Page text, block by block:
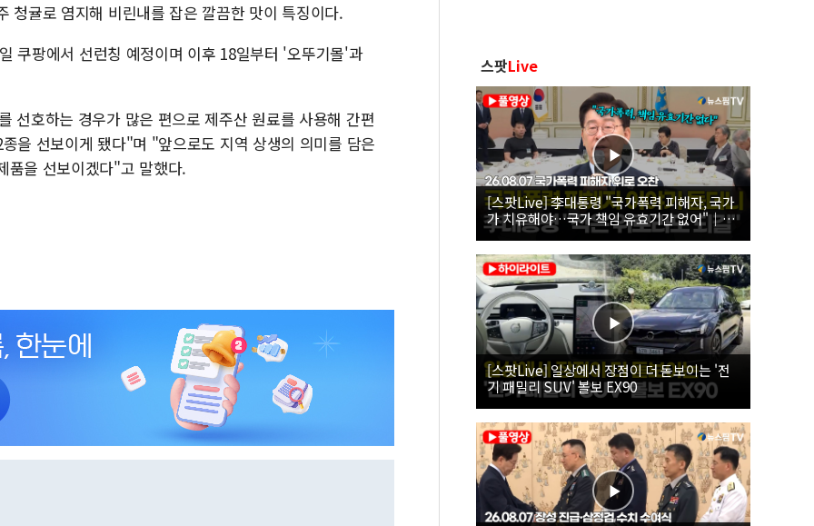
청귤로 염지해 비린내를 잡은 깔끔한 맛이 특징이다.
쿠팡에서 선런칭 예정이며 이후 18일부터 '오뚜기몰'과
선호하는 경우가 많은 편으로 제주산 원료를 사용해 간편
을 선보이게 됐다"며 "앞으로도 지역 상생의 의미를 담은
품을 선보이겠다"고 말했다.
스팟Live
[스팟Live] 李대통령 "국가폭력 피해자, 국가
가 치유해야…국가 책임 유효기간 없어"｜
26.08.07 국가폭력 피해자 위로 오찬
[스팟Live] 일상에서 장점이 더 돋보이는 '전
기 패밀리 SUV' 볼보 EX90